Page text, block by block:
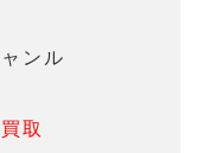
ンル
取